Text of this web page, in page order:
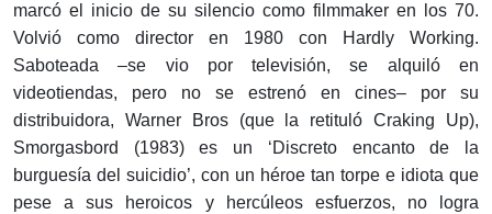
marcó el inicio de su silencio como filmmaker en los 70.
Volvió como director en 1980 con Hardly Working.
Saboteada –se vio por televisión, se alquiló en
videotiendas, pero no se estrenó en cines– por su
distribuidora, Warner Bros (que la retituló Craking Up),
Smorgasbord (1983) es un ‘Discreto encanto de la
burguesía del suicidio’, con un héroe tan torpe e idiota que
pese a sus heroicos y hercúleos esfuerzos, no logra